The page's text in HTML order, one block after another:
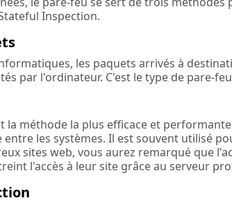
Inspection.
les paquets arrivés à
par l'ordinateur. C'est le type de pare-
la méthode la plus efficace et
les systèmes. Il est souvent utilisé
sites web, vous aurez remarqué que
l'accès à leur site grâce au serveur